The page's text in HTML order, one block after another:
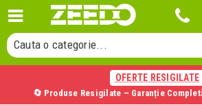
Cauta o categorie...
Cauta un producator...
OFERTE RESIGILATE
🔄 Produse Resigilate – Garanție